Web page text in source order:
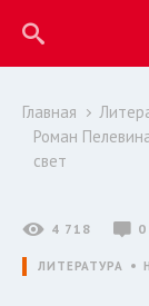
Главная
Роман
свет
4 718 0
ЛИТЕРАТУРА